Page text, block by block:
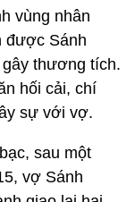
vùng nhân
được Sánh
thương tích.
hối cải, chí
sự với vợ.
sau một
vợ Sánh